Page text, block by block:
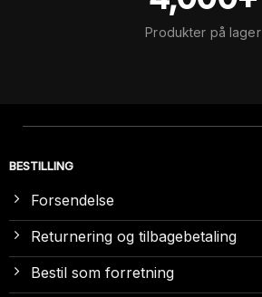
Produkter på lager
BESTILLING
Forsendelse
Returnering og tilbagebetaling
Bestil som forretning